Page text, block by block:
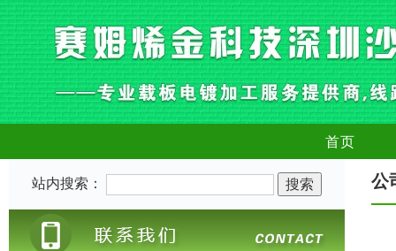
首页
站内搜索： 公